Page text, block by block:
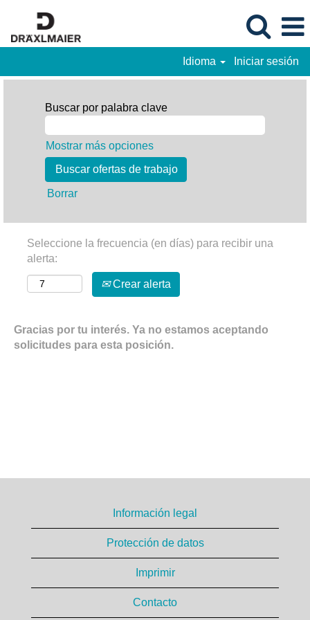
Idioma Iniciar sesión
Buscar por palabra clave
Mostrar más opciones
Borrar
Seleccione la frecuencia (en días) para recibir una
alerta:
Crear alerta
Gracias por tu interés. Ya no estamos aceptando
solicitudes para esta posición.
Información legal
Protección de datos
Imprimir
Contacto